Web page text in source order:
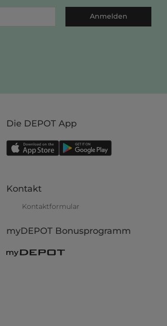
Anmelden
Die DEPOT App
Kontakt
Kontaktformular
myDEPOT Bonusprogramm